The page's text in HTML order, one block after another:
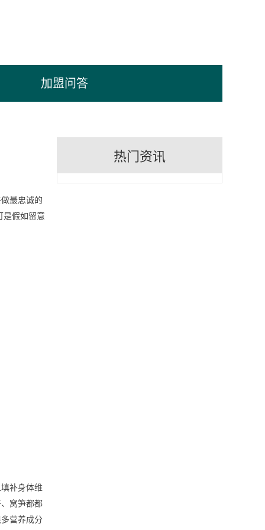
加盟问答
最忠诚的
是假如留意
补身体维
窝笋都都
营养成分
热门资讯